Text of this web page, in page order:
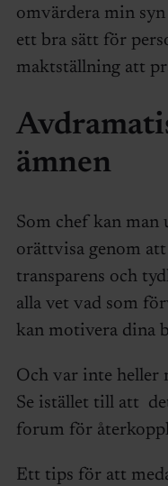
omvärdera min
ett bra sätt för
maktställning att
ämnen
Som chef kan
orättvisa genom
transparens och
alla vet vad som
kan motivera dina
Och var inte heller
Se istället till att
forum för
Ett tips för att